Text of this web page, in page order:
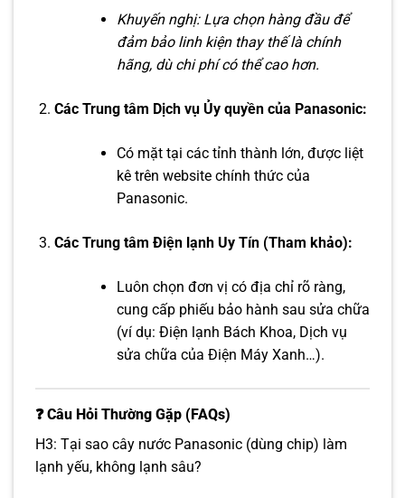
Khuyến nghị: Lựa chọn hàng đầu để
đảm bảo linh kiện thay thế là chính
hãng, dù chi phí có thể cao hơn.
Các Trung tâm Dịch vụ Ủy quyền của Panasonic:
Có mặt tại các tỉnh thành lớn, được liệt
kê trên website chính thức của
Panasonic.
Các Trung tâm Điện lạnh Uy Tín (Tham khảo):
Luôn chọn đơn vị có địa chỉ rõ ràng,
cung cấp phiếu bảo hành sau sửa chữa
(ví dụ: Điện lạnh Bách Khoa, Dịch vụ
sửa chữa của Điện Máy Xanh…).
❓ Câu Hỏi Thường Gặp (FAQs)
H3: Tại sao cây nước Panasonic (dùng chip) làm
lạnh yếu, không lạnh sâu?